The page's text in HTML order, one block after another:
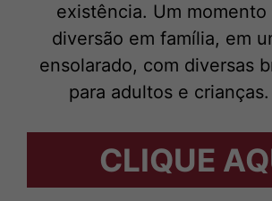
existência. Um momento
diversão em família, em
ensolarado, com diversas
para adultos e
CLIQUE